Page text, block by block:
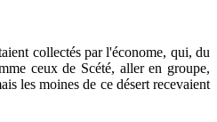
collectés par l'économe, qui, du
ceux de Scété, aller en groupe,
les moines de ce désert recevaient